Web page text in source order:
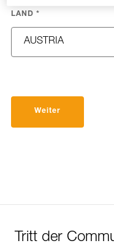
LAND *
Weiter
Tritt der